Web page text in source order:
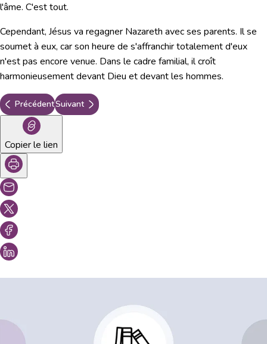
l'âme. C'est tout.
Cependant, Jésus va regagner Nazareth avec ses parents. Il se
soumet à eux, car son heure de s'affranchir totalement d'eux
n'est pas encore venue. Dans le cadre familial, il croît
harmonieusement devant Dieu et devant les hommes.
PrécédentSuivant
Copier le lien